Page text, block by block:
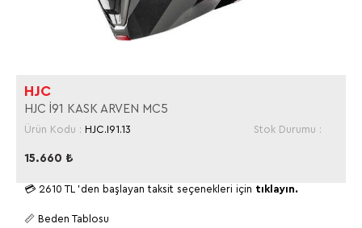
HJC
HJC I91 KASK ARVEN MC5
Ürün Kodu : HJC.I91.13 Stok Durumu :
15.660 ₺
💳 2610 TL 'den başlayan taksit seçenekleri için tıklayın.
📏 Beden Tablosu